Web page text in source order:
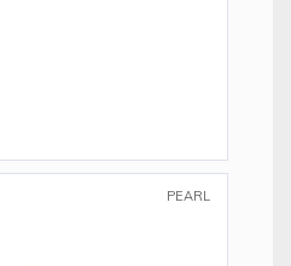
PEARL